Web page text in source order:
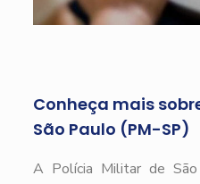
Conheça mais
São Paulo (PM-SP)
A Polícia Militar de